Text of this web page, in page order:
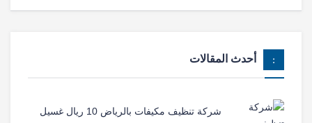
أحدث المقالات
شركة تنظيف مكيفات بالرياض 10 ريال غسيل